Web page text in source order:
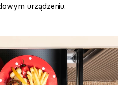
urządzeniu.